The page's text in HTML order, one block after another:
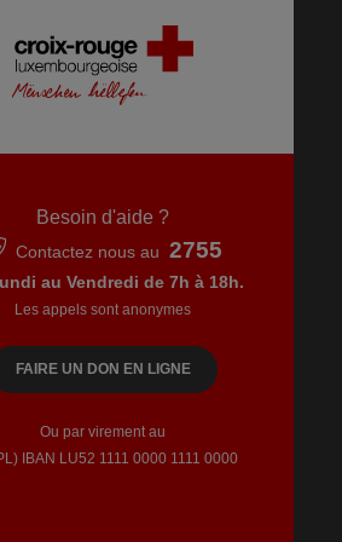
Besoin d'aide ?
Contactez nous au 2755
au Vendredi de 7h à 18h.
Les appels sont anonymes
FAIRE UN DON EN LIGNE
Ou par virement au
IBAN LU52​ 1111​ 0000​ 1111​ 0000